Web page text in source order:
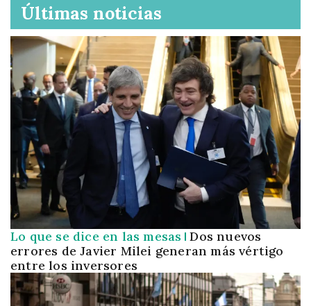
Últimas noticias
Lo que se dice en las mesas Dos nuevos
errores de Javier Milei generan más vértigo
entre los inversores